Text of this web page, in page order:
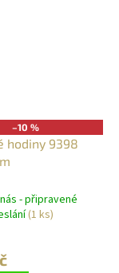
–10 %
hodiny 9398
- připravené
(1 ks)